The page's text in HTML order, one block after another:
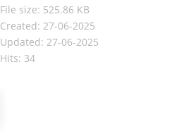
File size: 525.86 KB
Created: 27-06-2025
Updated: 27-06-2025
Hits: 34